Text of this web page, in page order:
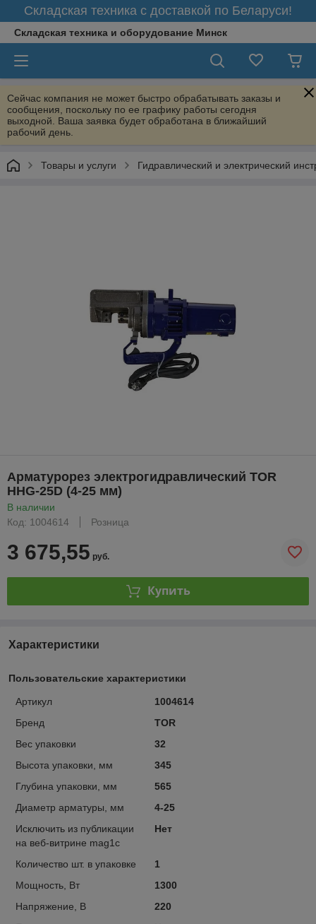
Складская техника с доставкой по Беларуси!
Складская техника и оборудование Минск
Сейчас компания не может быстро обрабатывать заказы и
сообщения, поскольку по ее графику работы сегодня
выходной. Ваша заявка будет обработана в ближайший
рабочий день.
Товары и услуги Гидравлический и электрический
Арматурорез электрогидравлический TOR
HHG-25D (4-25 мм)
В наличии
Код: 1004614
Розница
3 675,55 руб.
Купить
Характеристики
Пользовательские характеристики
Артикул
1004614
Бренд
TOR
Вес упаковки
32
Высота упаковки, мм
345
Глубина упаковки, мм
565
Диаметр арматуры, мм
4-25
Исключить из публикации
на веб-витрине mag1c
Нет
Количество шт. в упаковке
1
Мощность, Вт
1300
Напряжение, В
220